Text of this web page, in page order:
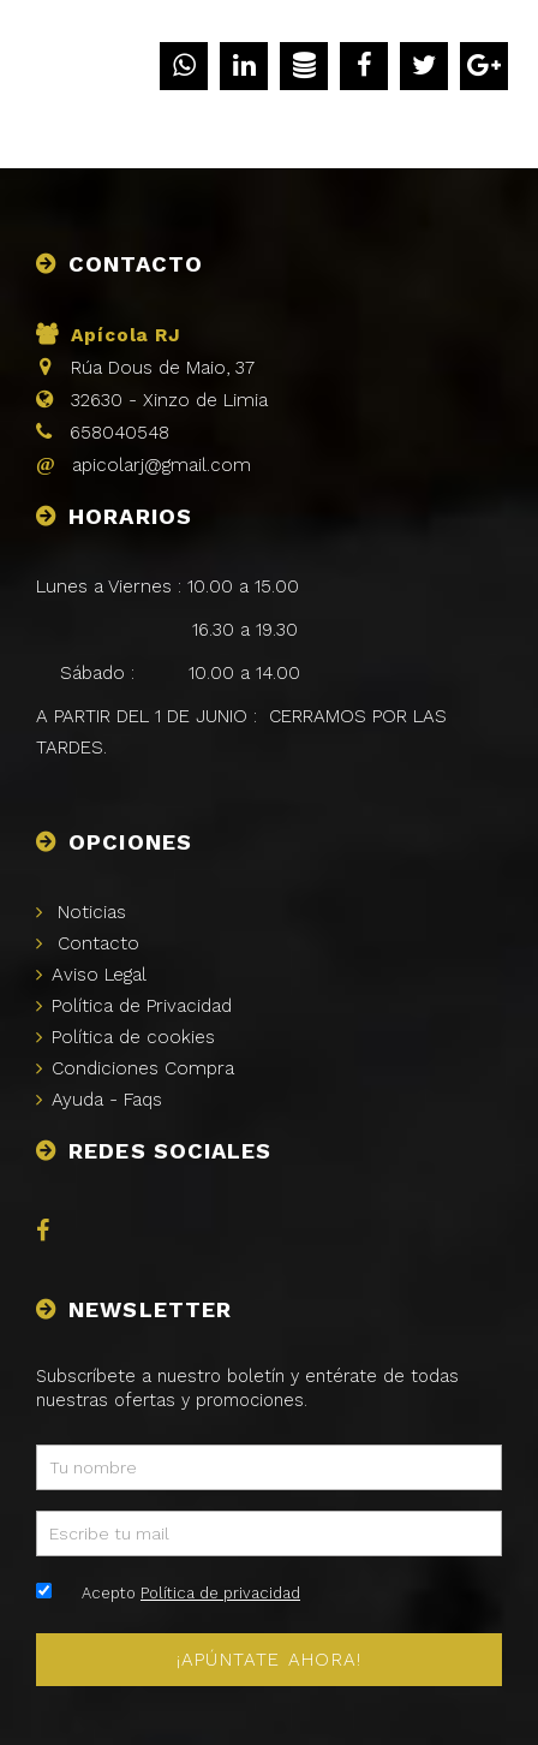
CONTACTO
Apícola RJ
Rúa Dous de Maio, 37
32630 - Xinzo de Limia
658040548
apicolarj@gmail.com
HORARIOS
Lunes a Viernes : 10.00 a 15.00
16.30 a 19.30
Sábado : 10.00 a 14.00
A PARTIR DEL 1 DE JUNIO : CERRAMOS POR LAS
TARDES.
OPCIONES
Noticias
Contacto
Aviso Legal
Polí­tica de Privacidad
Polí­tica de cookies
Condiciones Compra
Ayuda - Faqs
REDES SOCIALES
NEWSLETTER
Subscríbete a nuestro boletín y entérate de todas
nuestras ofertas y promociones.
Acepto Política de privacidad
¡APÚNTATE AHORA!